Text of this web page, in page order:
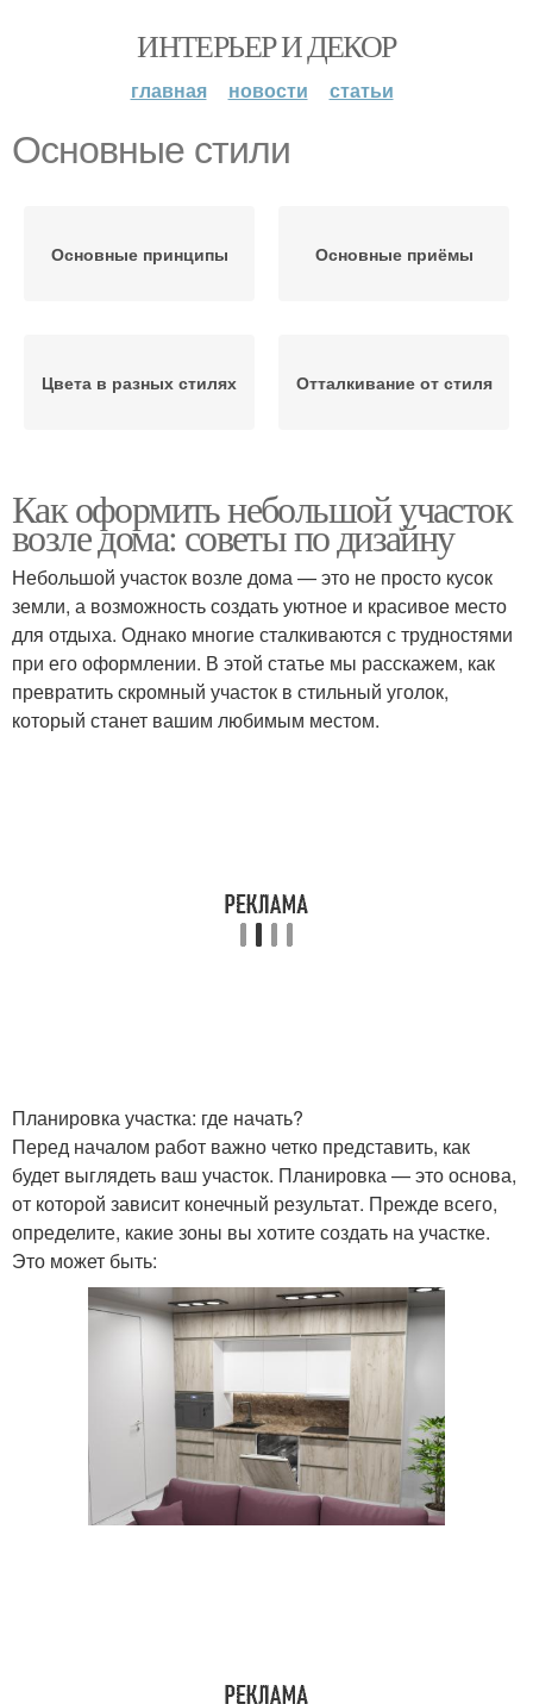
ИНТЕРЬЕР И ДЕКОР
главная новости статьи
Основные стили
Основные принципы Основные приёмы
Цвета в разных стилях Отталкивание от стиля
Как оформить небольшой участок
возле дома: советы по дизайну
Небольшой участок возле дома — это не просто кусок
земли, а возможность создать уютное и красивое место
для отдыха. Однако многие сталкиваются с трудностями
при его оформлении. В этой статье мы расскажем, как
превратить скромный участок в стильный уголок,
который станет вашим любимым местом.
Планировка участка: где начать?
Перед началом работ важно четко представить, как
будет выглядеть ваш участок. Планировка — это основа,
от которой зависит конечный результат. Прежде всего,
определите, какие зоны вы хотите создать на участке.
Это может быть: